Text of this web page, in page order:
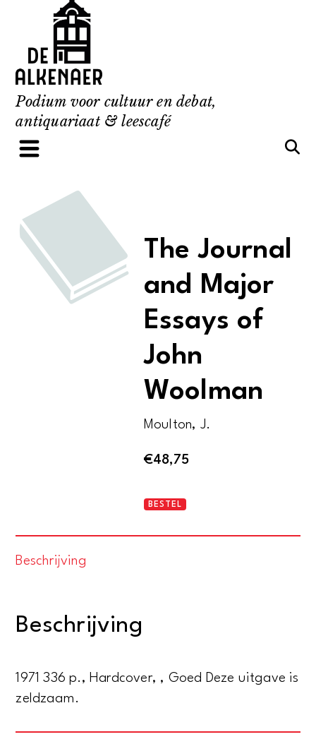
content
Podium voor cultuur en debat,
antiquariaat & leescafé
The Journal
and Major
Essays of
John
Woolman
Moulton, J.
€48,75
The
BESTEL
Beschrijving
Beschrijving
1971 336 p., Hardcover, , Goed Deze uitgave is
zeldzaam.